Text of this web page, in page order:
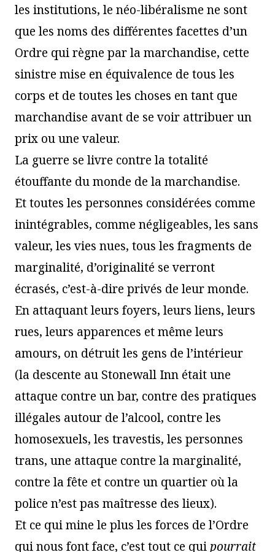
les institutions, le néo-libéralisme ne sont
que les noms des différentes facettes d’un
Ordre qui règne par la marchandise, cette
sinistre mise en équivalence de tous les
corps et de toutes les choses en tant que
marchandise avant de se voir attribuer un
prix ou une valeur.
La guerre se livre contre la totalité
étouffante du monde de la marchandise.
Et toutes les personnes considérées comme
inintégrables, comme négligeables, les sans
valeur, les vies nues, tous les fragments de
marginalité, d’originalité se verront
écrasés, c’est-à-dire privés de leur monde.
En attaquant leurs foyers, leurs liens, leurs
rues, leurs apparences et même leurs
amours, on détruit les gens de l’intérieur
(la descente au Stonewall Inn était une
attaque contre un bar, contre des pratiques
illégales autour de l’alcool, contre les
homosexuels, les travestis, les personnes
trans, une attaque contre la marginalité,
contre la fête et contre un quartier où la
police n’est pas maîtresse des lieux).
Et ce qui mine le plus les forces de l’Ordre
qui nous font face, c’est tout ce qui pourrait